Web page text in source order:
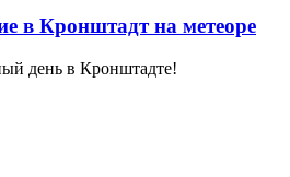
в Кронштадт на метеоре
день в Кронштадте!